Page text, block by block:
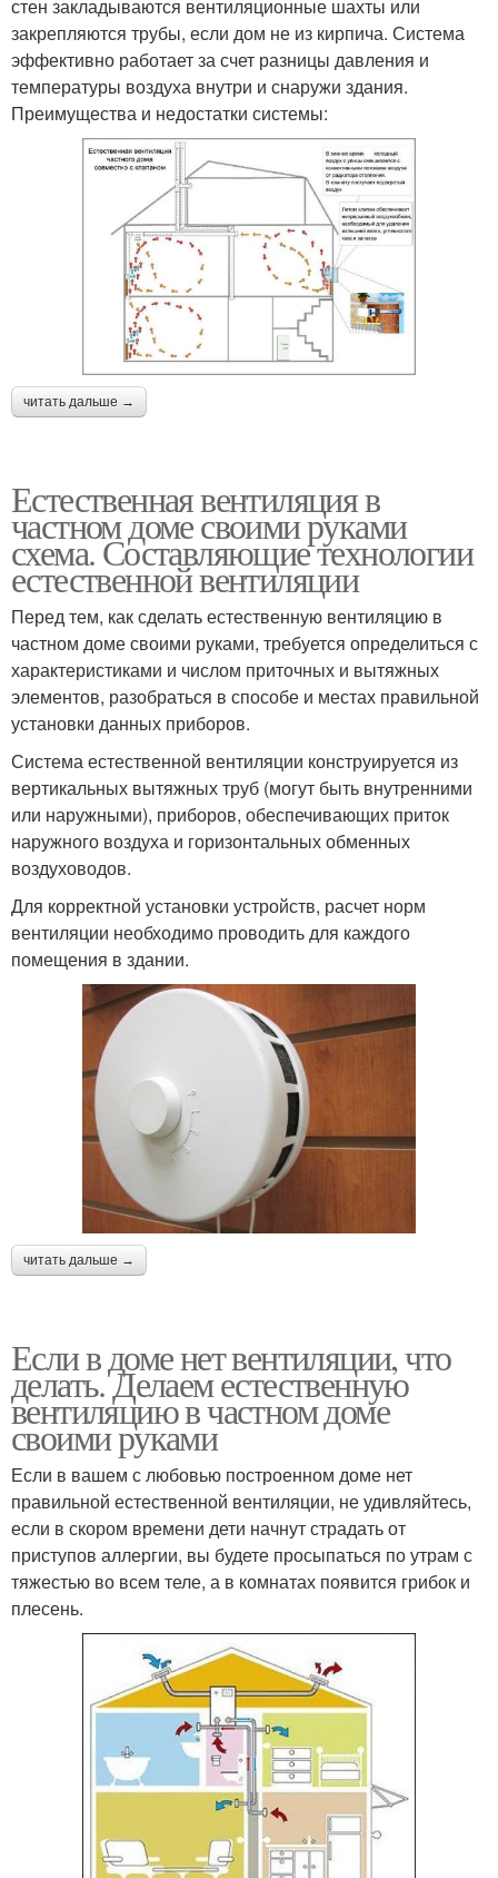
стен закладываются вентиляционные шахты или
закрепляются трубы, если дом не из кирпича. Система
эффективно работает за счет разницы давления и
температуры воздуха внутри и снаружи здания.
Преимущества и недостатки системы:
читать дальше →
Естественная вентиляция в
частном доме своими руками
схема. Составляющие технологии
естественной вентиляции
Перед тем, как сделать естественную вентиляцию в
частном доме своими руками, требуется определиться с
характеристиками и числом приточных и вытяжных
элементов, разобраться в способе и местах правильной
установки данных приборов.
Система естественной вентиляции конструируется из
вертикальных вытяжных труб (могут быть внутренними
или наружными), приборов, обеспечивающих приток
наружного воздуха и горизонтальных обменных
воздуховодов.
Для корректной установки устройств, расчет норм
вентиляции необходимо проводить для каждого
помещения в здании.
читать дальше →
Если в доме нет вентиляции, что
делать. Делаем естественную
вентиляцию в частном доме
своими руками
Если в вашем с любовью построенном доме нет
правильной естественной вентиляции, не удивляйтесь,
если в скором времени дети начнут страдать от
приступов аллергии, вы будете просыпаться по утрам с
тяжестью во всем теле, а в комнатах появится грибок и
плесень.